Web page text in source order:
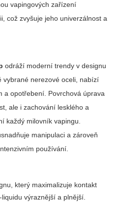
vapingových zařízení
což zvyšuje jeho univerzálnost a
odráží moderní trendy v designu
vybrané nerezové oceli, nabízí
a opotřebení. Povrchová úprava
ale i zachování lesklého a
každý milovník vapingu.
manipulaci a zároveň
používání.
který maximalizuje kontakt
výraznější a plnější.